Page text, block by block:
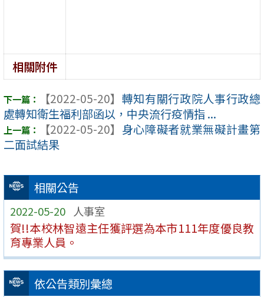
相關公告
2022-05-20 人事室
賀!!本校林智遠主任獲評選為本市111年度優良教
育專業人員。
依公告類別彙總
相關附件
【2022-05-20】 轉知有關行政院人事行政總
處轉知衛生福利部函以，中央流行疫情指 ...
【2022-05-20】 身心障礙者就業無礙計畫第
二面試結果